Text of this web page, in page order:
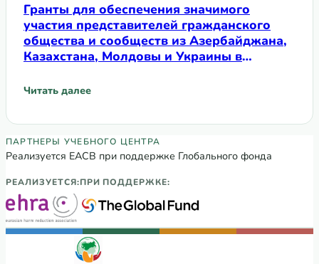
Гранты для обеспечения значимого
участия представителей гражданского
общества и сообществ из Азербайджана,
Казахстана, Молдовы и Украины в
подготовке национальных заявок на
году
Читать далее
: Гранты для обеспечения значимого участия
Партнеры Регионального учебного
ПАРТНЕРЫ УЧЕБНОГО ЦЕНТРА
Реализуется ЕАСВ при поддержке Глобального фонда
РЕАЛИЗУЕТСЯ:ПРИ ПОДДЕРЖКЕ: